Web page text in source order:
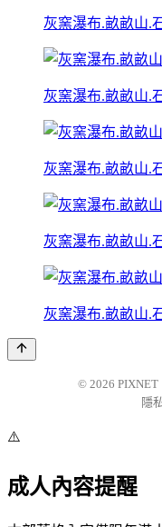
灰窯瀑布.畝畝山.
灰窯瀑布.畝畝山.
灰窯瀑布.畝畝山.
灰窯瀑布.畝畝山.
灰窯瀑布.畝畝山.
© 2026 PIXNET
隱
⚠️
成人內容提醒